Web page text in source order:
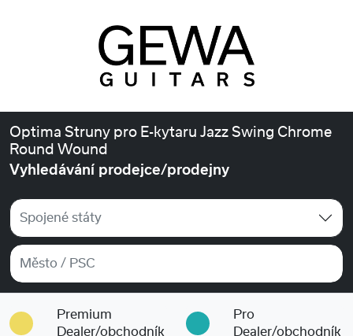
Optima Struny pro E-kytaru Jazz Swing Chrome
Round Wound
Vyhledávání prodejce/prodejny
Spojené státy
Premium
Dealer/obchodník
Pro
Dealer/obchodník